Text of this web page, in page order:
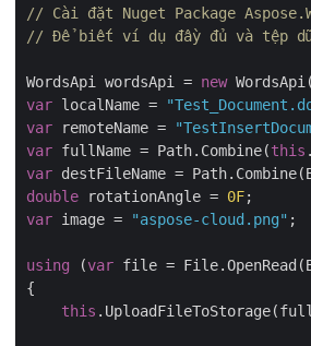
// Cài đặt Nuget Package
// Để biết ví dụ đầy đủ và tệp
WordsApi wordsApi = new
var localName =
var remoteName =
var fullName = Path.Combine(this
var
double rotationAngle = 0F
var image = "aspose-cloud.png" ;
using (var file =
{
this